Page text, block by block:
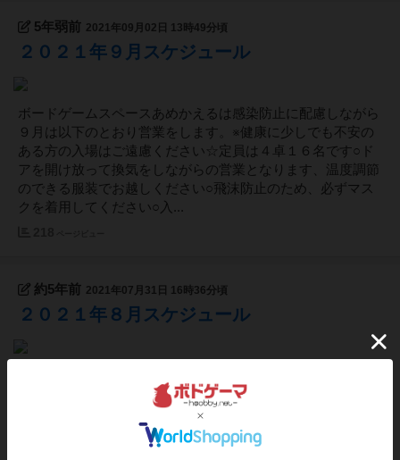
5年弱前 2021年09月02日 13時49分頃
２０２１年９月スケジュール
ボードゲームスペースあめかえるは感染防止に配慮しながら
９月は以下のとおり営業をします。※健康に少しでも不安の
ある方の入場はご遠慮ください☆定員は４卓１６名です○ド
アを開け放って換気をしながらの営業となります、温度調節
のできる服装でお越しください○飛沫防止のため、必ずマス
クを着用してください○入...
約5年前 2021年07月31日 16時36分頃
２０２１年８月スケジュール
８月は以下のとおり営業をします。※健康に少しでも不安の
ある方の入場はご遠慮ください☆定員は４卓１６名です○ド
アを開け放って換気をしながらの営業となります、温度調節
のできる服装でお越しください○飛沫防止のため、必ずマス